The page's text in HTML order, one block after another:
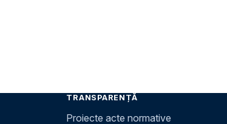
TRANSPARENȚĂ
Proiecte acte normative